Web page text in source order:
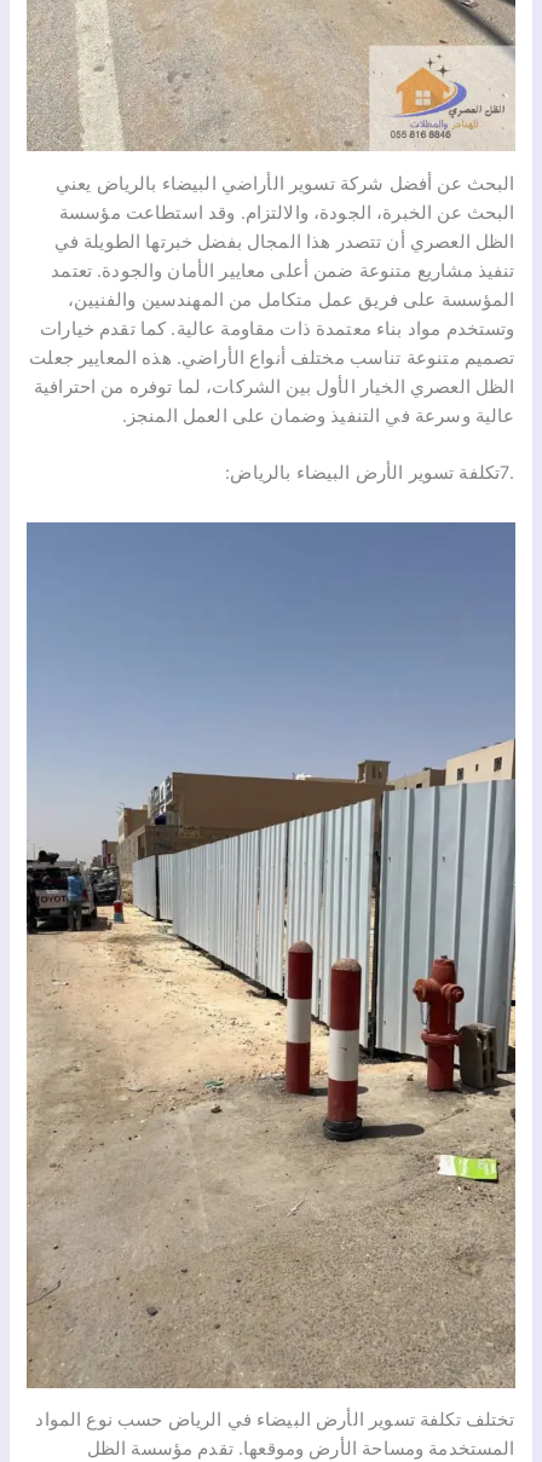
البحث عن أفضل شركة تسوير الأراضي البيضاء بالرياض يعني
البحث عن الخبرة، الجودة، والالتزام. وقد استطاعت مؤسسة
الظل العصري أن تتصدر هذا المجال بفضل خبرتها الطويلة في
تنفيذ مشاريع متنوعة ضمن أعلى معايير الأمان والجودة. تعتمد
المؤسسة على فريق عمل متكامل من المهندسين والفنيين،
وتستخدم مواد بناء معتمدة ذات مقاومة عالية. كما تقدم خيارات
تصميم متنوعة تناسب مختلف أنواع الأراضي. هذه المعايير جعلت
الظل العصري الخيار الأول بين الشركات، لما توفره من احترافية
عالية وسرعة في التنفيذ وضمان على العمل المنجز.
.7تكلفة تسوير الأرض البيضاء بالرياض:
تختلف تكلفة تسوير الأرض البيضاء في الرياض حسب نوع المواد
المستخدمة ومساحة الأرض وموقعها. تقدم مؤسسة الظل